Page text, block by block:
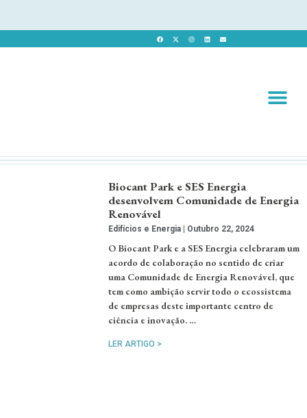
Biocant Park e SES Energia
desenvolvem Comunidade de Energia
Renovável
Edifícios e Energia Outubro 22, 2024
O Biocant Park e a SES Energia celebraram um
acordo de colaboração no sentido de criar
uma Comunidade de Energia Renovável, que
tem como ambição servir todo o ecossistema
de empresas deste importante centro de
ciência e inovação. …
LER ARTIGO >